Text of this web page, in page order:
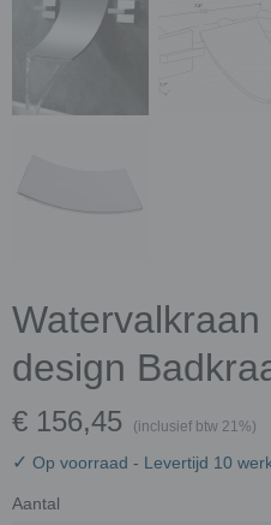
Watervalkraan
design
€ 156,45 (inclusief btw 21%)
✓ Op voorraad - Levertijd 10
Aantal